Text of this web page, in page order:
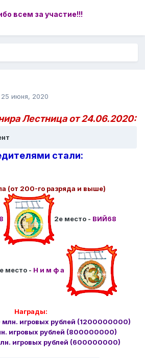
всем за участие!!!
25 июня, 2020
Лестница от 24.06.2020:
стали:
(от 200-го разряда и выше)
2е место - ВИЙ68
место - Н и м ф а
Награды:
млн. игровых рублей (1200000000)
игровых рублей (800000000)
игровых рублей (600000000)